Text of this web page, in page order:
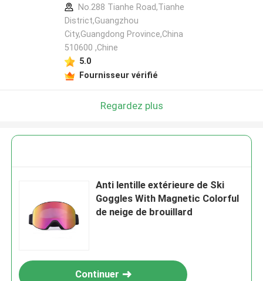
No.288 Tianhe Road,Tianhe
District,Guangzhou
City,Guangdong Province,China
510600 ,Chine
5.0
Fournisseur vérifié
Regardez plus
Anti lentille extérieure de Ski
Goggles With Magnetic Colorful
de neige de brouillard
Continuer